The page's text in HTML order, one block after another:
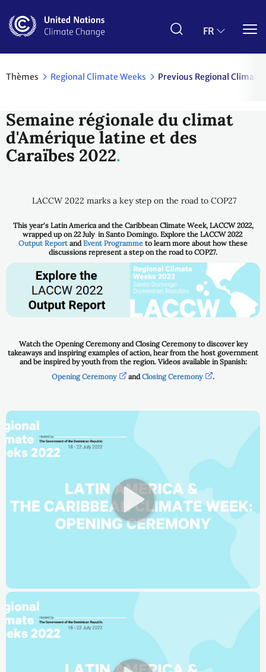
au
contenu
FR
Thèmes Regional Climate Weeks Previous Regional Climate
Semaine régionale du climat
d'Amérique latine et des
Caraïbes 2022
LACCW 2022 marks a key step on the road to COP27
This year's Latin America and the Caribbean Climate Week, LACCW 2022,
wrapped up on 22 July in Santo Domingo. Explore the LACCW 2022
Output Report andEvent Programme to learn more about how these
discussions represent a step on the road to COP27.
Watch the Opening Ceremony and Closing Ceremony to discover key
takeaways and inspiring examples of action, hear from the host government
and be inspired by youth from the region. Videos available in Spanish:
Opening Ceremony
andClosing Ceremony .